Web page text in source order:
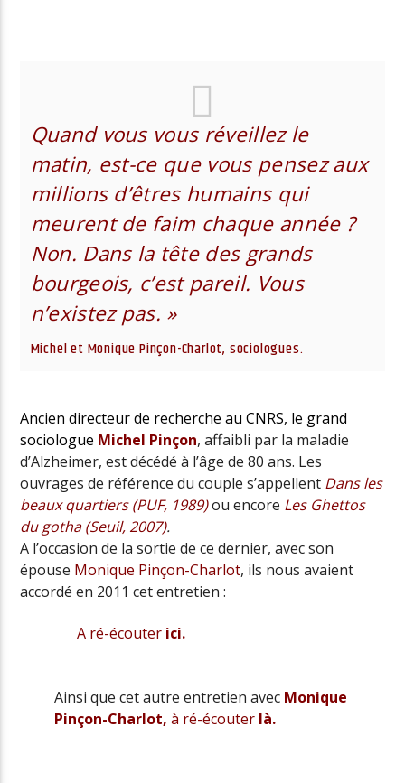
Quand vous vous réveillez le
matin, est-ce que vous pensez aux
millions d’êtres humains qui
meurent de faim chaque année ?
Non. Dans la tête des grands
bourgeois, c’est pareil. Vous
n’existez pas. »
Michel et Monique Pinçon-Charlot, sociologues.
Ancien directeur de recherche au CNRS, le grand
sociologue Michel Pinçon,affaibli par la maladie
d’Alzheimer, est décédé à l’âge de 80 ans. Les
ouvrages de référence du couple s’appellent Dans les
beaux quartiers (PUF, 1989)ou encore Les Ghettos
du gotha (Seuil, 2007).
A l’occasion de la sortie de ce dernier, avec son
épouse Monique Pinçon-Charlot, ils nous avaient
accordé en 2011 cet entretien :
A ré-écouter ici.
Ainsi que cet autre entretien avec Monique
Pinçon-Charlot, à ré-écouter là.